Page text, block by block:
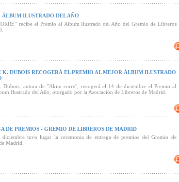
ÁLBUM ILUSTRADO DEL AÑO
recibe el Premio al Álbum Ilustrado del Año del Gremio de Libreros
K. DUBOIS RECOGERÁ EL PREMIO AL MEJOR ÁLBUM ILUSTRADO
Dubois, autora de "Akim corre", recogerá el 14 de diciembre el Premio al
Ilustrado del Año, otorgado por la Asociación de Libreros de Madrid.
DE PREMIOS - GREMIO DE LIBREROS DE MADRID
tuvo lugar la ceremonia de entrega de premios del Gremio de
Madrid.